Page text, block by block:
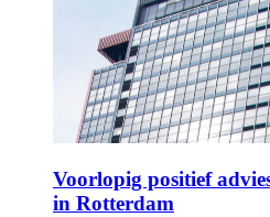
Voorlopig positief
in Rotterdam